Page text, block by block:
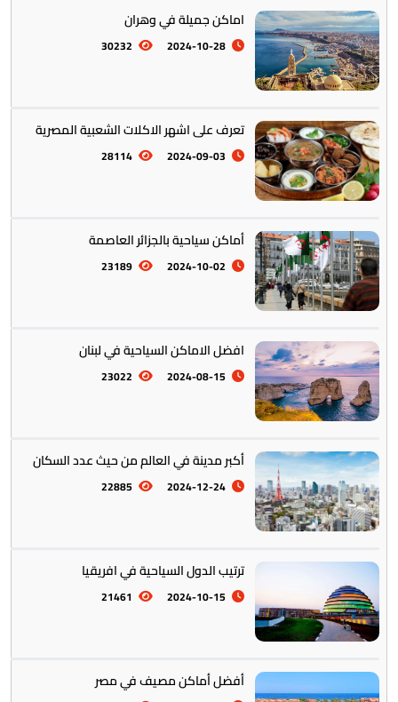
المأكولات العالمية
تخطيط الرحلات والتنقل
اماكن جميلة في وهران
2024-10-28
30232
تعرف على اشهر الاكلات الشعبية المصرية
2024-09-03
28114
أماكن سياحية بالجزائر العاصمة
2024-10-02
23189
افضل الاماكن السياحية في لبنان
2024-08-15
23022
أكبر مدينة في العالم من حيث عدد السكان
2024-12-24
22885
ترتيب الدول السياحية في افريقيا
2024-10-15
21461
أفضل أماكن مصيف في مصر